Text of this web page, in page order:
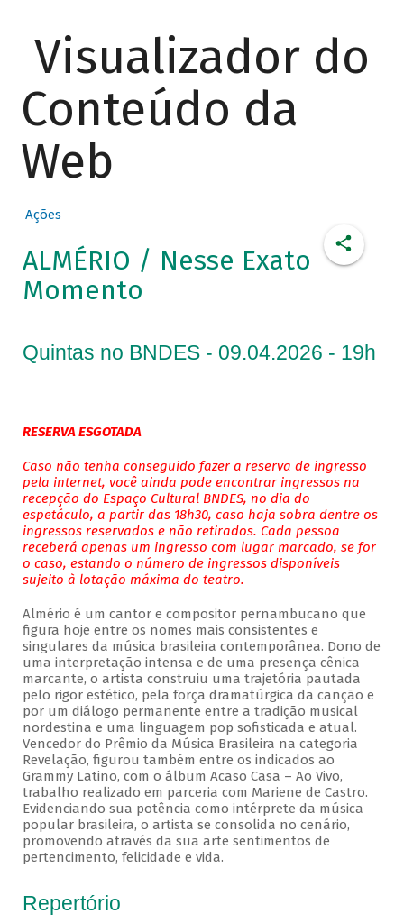
Visualizador do
Conteúdo da
Web
Ações
ALMÉRIO / Nesse Exato
Momento
Quintas no BNDES - 09.04.2026 - 19h
RESERVA ESGOTADA
Caso não tenha conseguido fazer a reserva de ingresso
pela internet, você ainda pode encontrar ingressos na
recepção do Espaço Cultural BNDES, no dia do
espetáculo, a partir das 18h30, caso haja sobra dentre os
ingressos reservados e não retirados. Cada pessoa
receberá apenas um ingresso com lugar marcado, se for
o caso, estando o número de ingressos disponíveis
sujeito à lotação máxima do teatro.
Almério é um cantor e compositor pernambucano que
figura hoje entre os nomes mais consistentes e
singulares da música brasileira contemporânea. Dono de
uma interpretação intensa e de uma presença cênica
marcante, o artista construiu uma trajetória pautada
pelo rigor estético, pela força dramatúrgica da canção e
por um diálogo permanente entre a tradição musical
nordestina e uma linguagem pop sofisticada e atual.
Vencedor do Prêmio da Música Brasileira na categoria
Revelação, figurou também entre os indicados ao
Grammy Latino, com o álbum Acaso Casa – Ao Vivo,
trabalho realizado em parceria com Mariene de Castro.
Evidenciando sua potência como intérprete da música
popular brasileira, o artista se consolida no cenário,
promovendo através da sua arte sentimentos de
pertencimento, felicidade e vida.
Repertório